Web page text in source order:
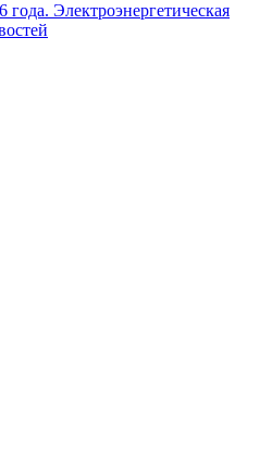
года. Электроэнергетическая